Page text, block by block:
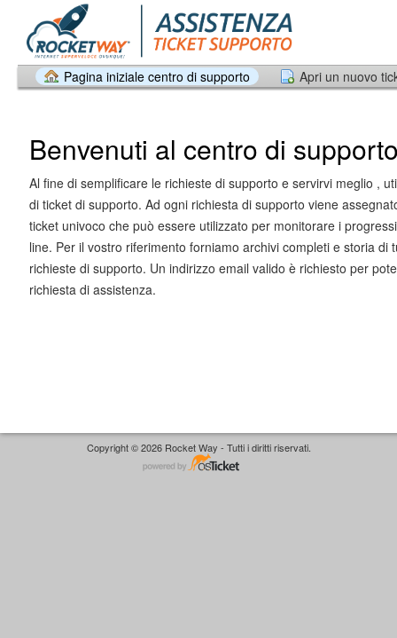
Pagina iniziale centro di supporto Apri un nuovo
Benvenuti al centro di
Al fine di semplificare le richieste di supporto e servirvi meglio ,
di ticket di supporto. Ad ogni richiesta di supporto viene
ticket univoco che può essere utilizzato per monitorare i
line. Per il vostro riferimento forniamo archivi completi e storia di
richieste di supporto. Un indirizzo email valido è richiesto per
richiesta di assistenza.
Copyright © 2026 Rocket Way - Tutti i diritti riservati.